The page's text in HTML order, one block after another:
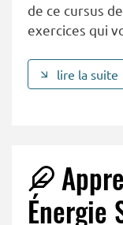
de ce cursus
exercices qui
lire la suite
Énergie